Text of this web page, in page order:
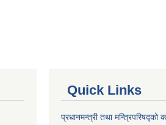
Quick Links
प्रधानमन्त्री तथा मन्त्रिपरिषद्को